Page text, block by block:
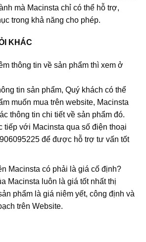
mà Macinsta chỉ có thể hỗ trợ,
trong khả năng cho phép.
KHÁC
thông tin về sản phẩm thì xem ở
tin sản phẩm, Quý khách có thể
muốn mua trên website, Macinsta
thông tin chi tiết về sản phẩm đó.
tiếp với Macinsta qua số điện thoại
để được hỗ trợ tư vấn tốt
Macinsta có phải là giá cố định?
Macinsta luôn là giá tốt nhất thị
phẩm là giá niêm yết, công định và
trên Website.